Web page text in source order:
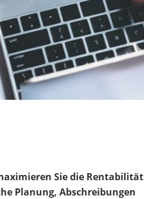
Sie die Rentabilität
Planung, Abschreibungen